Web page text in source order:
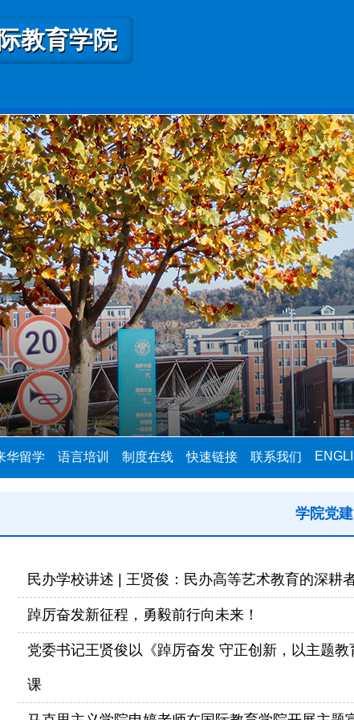
教育学院
华留学 语言培训 制度在线 快速链接 联系我们
学院党建
民办学校讲述 | 王贤俊：民办高等艺术教育的深耕
踔厉奋发新征程，勇毅前行向未来！
党委书记王贤俊以《踔厉奋发 守正创新，以主题
课